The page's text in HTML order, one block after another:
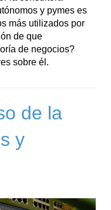
y pymes es
más utilizados por
de que
de negocios?
sobre él.
de la
y